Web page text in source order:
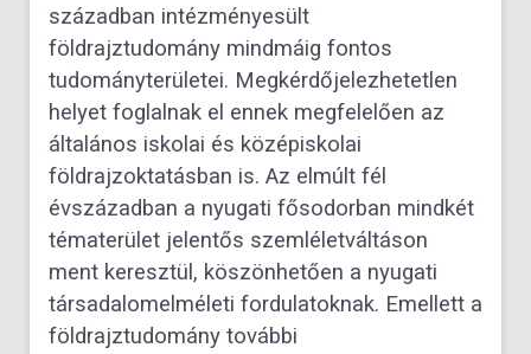
században intézményesült
földrajztudomány mindmáig fontos
tudományterületei. Megkérdőjelezhetetlen
helyet foglalnak el ennek megfelelően az
általános iskolai és középiskolai
földrajzoktatásban is. Az elmúlt fél
évszázadban a nyugati fősodorban mindkét
tématerület jelentős szemléletváltáson
ment keresztül, köszönhetően a nyugati
társadalomelméleti fordulatoknak. Emellett a
földrajztudomány további